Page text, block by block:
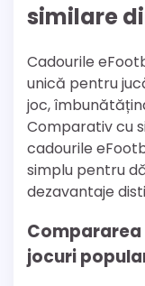
similare
Cadourile
unică pentru
joc,
Comparativ cu
cadourile
simplu pentru
dezavantaje
jocuri